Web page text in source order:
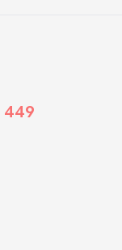
449 SAR